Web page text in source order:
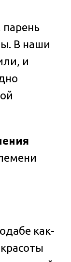
В наши
и
как-